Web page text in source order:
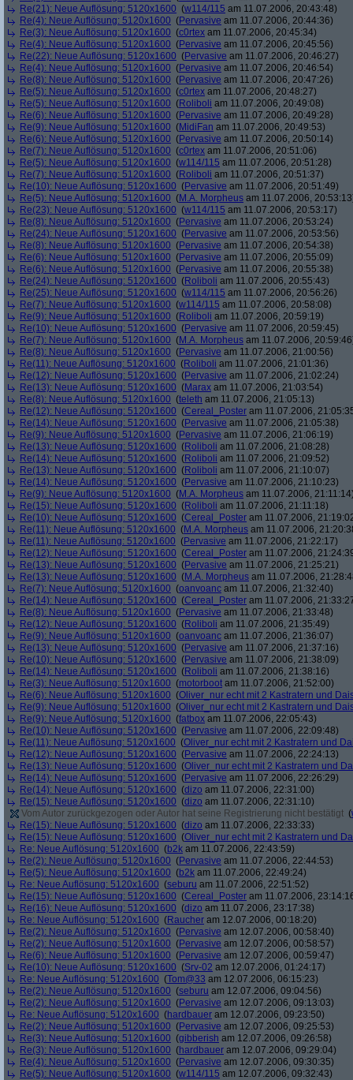
Re(21): Neue Auflösung: 5120x1600 (w114/115 am 11.07.2006, 20:43:48)
Re(4): Neue Auflösung: 5120x1600 (Pervasive am 11.07.2006, 20:44:36)
Re(3): Neue Auflösung: 5120x1600 (c0rtex am 11.07.2006, 20:45:34)
Re(4): Neue Auflösung: 5120x1600 (Pervasive am 11.07.2006, 20:45:56)
Re(22): Neue Auflösung: 5120x1600 (Pervasive am 11.07.2006, 20:46:27)
Re(4): Neue Auflösung: 5120x1600 (Pervasive am 11.07.2006, 20:46:54)
Re(8): Neue Auflösung: 5120x1600 (Pervasive am 11.07.2006, 20:47:26)
Re(5): Neue Auflösung: 5120x1600 (c0rtex am 11.07.2006, 20:48:27)
Re(5): Neue Auflösung: 5120x1600 (Roliboli am 11.07.2006, 20:49:08)
Re(6): Neue Auflösung: 5120x1600 (Pervasive am 11.07.2006, 20:49:28)
Re(9): Neue Auflösung: 5120x1600 (MidiFan am 11.07.2006, 20:49:53)
Re(6): Neue Auflösung: 5120x1600 (Pervasive am 11.07.2006, 20:50:14)
Re(7): Neue Auflösung: 5120x1600 (c0rtex am 11.07.2006, 20:51:06)
Re(5): Neue Auflösung: 5120x1600 (w114/115 am 11.07.2006, 20:51:28)
Re(7): Neue Auflösung: 5120x1600 (Roliboli am 11.07.2006, 20:51:37)
Re(10): Neue Auflösung: 5120x1600 (Pervasive am 11.07.2006, 20:51:49)
Re(5): Neue Auflösung: 5120x1600 (M.A. Morpheus am 11.07.2006,
Re(23): Neue Auflösung: 5120x1600 (w114/115 am 11.07.2006, 20:53:17)
Re(8): Neue Auflösung: 5120x1600 (Pervasive am 11.07.2006, 20:53:24)
Re(24): Neue Auflösung: 5120x1600 (Pervasive am 11.07.2006, 20:53:56)
Re(8): Neue Auflösung: 5120x1600 (Pervasive am 11.07.2006, 20:54:38)
Re(6): Neue Auflösung: 5120x1600 (Pervasive am 11.07.2006, 20:55:09)
Re(6): Neue Auflösung: 5120x1600 (Pervasive am 11.07.2006, 20:55:38)
Re(24): Neue Auflösung: 5120x1600 (Roliboli am 11.07.2006, 20:55:43)
Re(25): Neue Auflösung: 5120x1600 (w114/115 am 11.07.2006, 20:56:26)
Re(7): Neue Auflösung: 5120x1600 (w114/115 am 11.07.2006, 20:58:08)
Re(9): Neue Auflösung: 5120x1600 (Roliboli am 11.07.2006, 20:59:19)
Re(10): Neue Auflösung: 5120x1600 (Pervasive am 11.07.2006, 20:59:45)
Re(7): Neue Auflösung: 5120x1600 (M.A. Morpheus am 11.07.2006,
Re(8): Neue Auflösung: 5120x1600 (Pervasive am 11.07.2006, 21:00:56)
Re(11): Neue Auflösung: 5120x1600 (Roliboli am 11.07.2006, 21:01:36)
Re(12): Neue Auflösung: 5120x1600 (Pervasive am 11.07.2006, 21:02:24)
Re(13): Neue Auflösung: 5120x1600 (Marax am 11.07.2006, 21:03:54)
Re(8): Neue Auflösung: 5120x1600 (teleth am 11.07.2006, 21:05:13)
Re(12): Neue Auflösung: 5120x1600 (Cereal_Poster am 11.07.2006,
Re(14): Neue Auflösung: 5120x1600 (Pervasive am 11.07.2006, 21:05:38)
Re(9): Neue Auflösung: 5120x1600 (Pervasive am 11.07.2006, 21:06:19)
Re(13): Neue Auflösung: 5120x1600 (Roliboli am 11.07.2006, 21:08:28)
Re(14): Neue Auflösung: 5120x1600 (Roliboli am 11.07.2006, 21:09:52)
Re(13): Neue Auflösung: 5120x1600 (Roliboli am 11.07.2006, 21:10:07)
Re(14): Neue Auflösung: 5120x1600 (Pervasive am 11.07.2006, 21:10:23)
Re(9): Neue Auflösung: 5120x1600 (M.A. Morpheus am 11.07.2006,
Re(15): Neue Auflösung: 5120x1600 (Roliboli am 11.07.2006, 21:11:18)
Re(10): Neue Auflösung: 5120x1600 (Cereal_Poster am 11.07.2006,
Re(11): Neue Auflösung: 5120x1600 (M.A. Morpheus am 11.07.2006,
Re(11): Neue Auflösung: 5120x1600 (Pervasive am 11.07.2006, 21:22:17)
Re(12): Neue Auflösung: 5120x1600 (Cereal_Poster am 11.07.2006,
Re(13): Neue Auflösung: 5120x1600 (Pervasive am 11.07.2006, 21:25:21)
Re(13): Neue Auflösung: 5120x1600 (M.A. Morpheus am 11.07.2006,
Re(7): Neue Auflösung: 5120x1600 (oanvoanc am 11.07.2006, 21:32:40)
Re(14): Neue Auflösung: 5120x1600 (Cereal_Poster am 11.07.2006,
Re(8): Neue Auflösung: 5120x1600 (Pervasive am 11.07.2006, 21:33:48)
Re(12): Neue Auflösung: 5120x1600 (Roliboli am 11.07.2006, 21:35:49)
Re(9): Neue Auflösung: 5120x1600 (oanvoanc am 11.07.2006, 21:36:07)
Re(13): Neue Auflösung: 5120x1600 (Pervasive am 11.07.2006, 21:37:16)
Re(10): Neue Auflösung: 5120x1600 (Pervasive am 11.07.2006, 21:38:09)
Re(14): Neue Auflösung: 5120x1600 (Roliboli am 11.07.2006, 21:38:16)
Re(3): Neue Auflösung: 5120x1600 (motorboot am 11.07.2006, 21:52:00)
Re(6): Neue Auflösung: 5120x1600 (Oliver_nur echt mit 2 Kastratern und
Re(9): Neue Auflösung: 5120x1600 (Oliver_nur echt mit 2 Kastratern und
Re(9): Neue Auflösung: 5120x1600 (fatbox am 11.07.2006, 22:05:43)
Re(10): Neue Auflösung: 5120x1600 (Pervasive am 11.07.2006, 22:09:48)
Re(11): Neue Auflösung: 5120x1600 (Oliver_nur echt mit 2 Kastratern und
Re(12): Neue Auflösung: 5120x1600 (Pervasive am 11.07.2006, 22:24:13)
Re(13): Neue Auflösung: 5120x1600 (Oliver_nur echt mit 2 Kastratern und
Re(14): Neue Auflösung: 5120x1600 (Pervasive am 11.07.2006, 22:26:29)
Re(14): Neue Auflösung: 5120x1600 (dizo am 11.07.2006, 22:31:00)
Re(15): Neue Auflösung: 5120x1600 (dizo am 11.07.2006, 22:31:10)
Vom Autor zurückgezogen oder Autor hat seine Registrierung nicht bestätigt (
Re(15): Neue Auflösung: 5120x1600 (dizo am 11.07.2006, 22:33:33)
Re(15): Neue Auflösung: 5120x1600 (Oliver_nur echt mit 2 Kastratern und
Re: Neue Auflösung: 5120x1600 (b2k am 11.07.2006, 22:43:59)
Re(2): Neue Auflösung: 5120x1600 (Pervasive am 11.07.2006, 22:44:53)
Re(5): Neue Auflösung: 5120x1600 (b2k am 11.07.2006, 22:49:24)
Re: Neue Auflösung: 5120x1600 (seburu am 11.07.2006, 22:51:52)
Re(15): Neue Auflösung: 5120x1600 (Cereal_Poster am 11.07.2006,
Re(16): Neue Auflösung: 5120x1600 (dizo am 11.07.2006, 23:17:38)
Re: Neue Auflösung: 5120x1600 (Raucher am 12.07.2006, 00:18:20)
Re(2): Neue Auflösung: 5120x1600 (Pervasive am 12.07.2006, 00:58:40)
Re(2): Neue Auflösung: 5120x1600 (Pervasive am 12.07.2006, 00:58:57)
Re(6): Neue Auflösung: 5120x1600 (Pervasive am 12.07.2006, 00:59:47)
Re(10): Neue Auflösung: 5120x1600 (Srv-02 am 12.07.2006, 01:24:17)
Re: Neue Auflösung: 5120x1600 (Tom@33 am 12.07.2006, 06:15:23)
Re(2): Neue Auflösung: 5120x1600 (seburu am 12.07.2006, 09:04:56)
Re(2): Neue Auflösung: 5120x1600 (Pervasive am 12.07.2006, 09:13:03)
Re: Neue Auflösung: 5120x1600 (hardbauer am 12.07.2006, 09:23:50)
Re(2): Neue Auflösung: 5120x1600 (Pervasive am 12.07.2006, 09:25:53)
Re(3): Neue Auflösung: 5120x1600 (gibberish am 12.07.2006, 09:26:58)
Re(3): Neue Auflösung: 5120x1600 (hardbauer am 12.07.2006, 09:29:04)
Re(4): Neue Auflösung: 5120x1600 (Pervasive am 12.07.2006, 09:30:35)
Re(5): Neue Auflösung: 5120x1600 (w114/115 am 12.07.2006, 09:32:43)